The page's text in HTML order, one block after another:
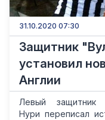
31.10.2020 07:30
Защитник
установил
Англии
Левый защитник
Нури переписал